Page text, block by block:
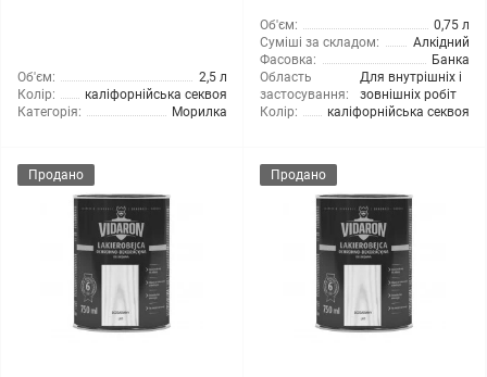
Об'єм:
2,5 л
Колір:
каліфорнійська секвоя
Категорія:
Морилка
Об'єм:
0,75 л
Суміші за складом:
Алкідний
Фасовка:
Банка
Область
застосування:
Для внутрішніх і
зовнішніх робіт
Колір:
каліфорнійська секвоя
Продано Продано